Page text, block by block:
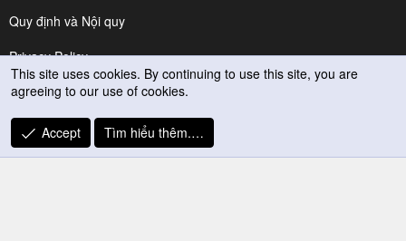
Quy định và Nội quy
Privacy Policy
Trợ giúp
R
S
This site uses cookies. By continuing to use this site, you are
agreeing to our use of cookies.
Accept Tìm hiểu thêm.…